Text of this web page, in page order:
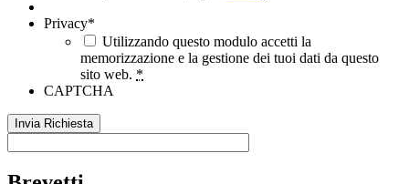
Privacy*
Utilizzando questo modulo accetti la
memorizzazione e la gestione dei tuoi dati da questo
sito web. *
CAPTCHA